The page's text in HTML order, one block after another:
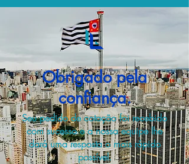
Obrigado pela
confiança.
Seu pedido de cotação foi recebido
com sucesso e a nossa equipe lhe
dará uma resposta o mais rápido
possível.